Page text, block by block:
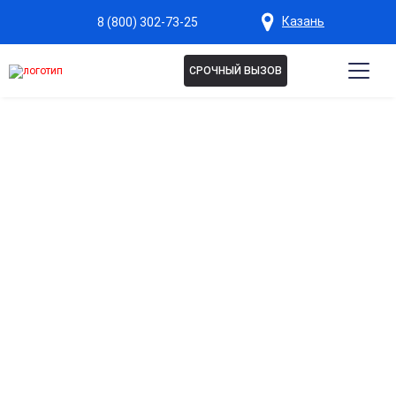
8 (800) 302-73-25 Казань
СРОЧНЫЙ ВЫЗОВ